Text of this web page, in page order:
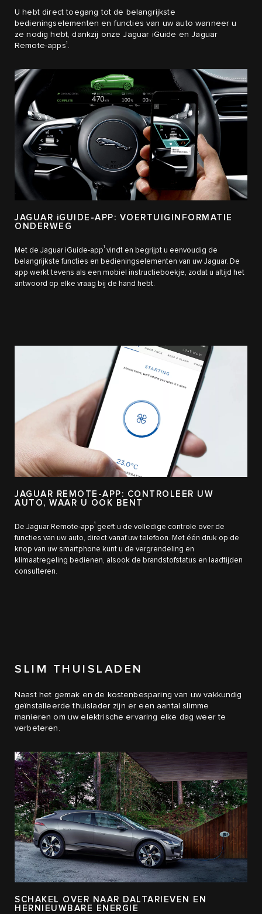
U hebt direct toegang tot de belangrijkste
bedieningselementen en functies van uw auto wanneer u
ze nodig hebt, dankzij onze Jaguar iGuide en Jaguar
Remote-apps1 .
JAGUAR iGUIDE-APP: VOERTUIGINFORMATIE
ONDERWEG
Met de Jaguar iGuide-app1 vindt en begrijpt u eenvoudig de
belangrijkste functies en bedieningselementen van uw Jaguar. De
app werkt tevens als een mobiel instructieboekje, zodat u altijd het
antwoord op elke vraag bij de hand hebt.
JAGUAR REMOTE-APP: CONTROLEER UW
AUTO, WAAR U OOK BENT
De Jaguar Remote-app1 geeft u de volledige controle over de
functies van uw auto, direct vanaf uw telefoon. Met één druk op de
knop van uw smartphone kunt u de vergrendeling en
klimaatregeling bedienen, alsook de brandstofstatus en laadtijden
consulteren.
SLIM THUISLADEN
Naast het gemak en de kostenbesparing van uw vakkundig
geïnstalleerde thuislader zijn er een aantal slimme
manieren om uw elektrische ervaring elke dag weer te
verbeteren.
SCHAKEL OVER NAAR DALTARIEVEN EN
HERNIEUWBARE ENERGIE